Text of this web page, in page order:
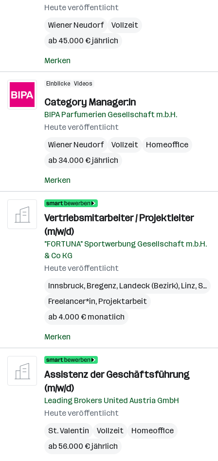
Heute veröffentlicht
Wiener Neudorf
Vollzeit
ab 45.000 € jährlich
Merken
Einblicke Videos
Category Manager:in
BIPA Parfumerien Gesellschaft m.b.H.
Heute veröffentlicht
Wiener Neudorf
Vollzeit
Homeoffice
ab 34.000 € jährlich
Merken
Vertriebsmitarbeiter / Projektleiter
(m/w/d)
"FORTUNA" Sportwerbung Gesellschaft m.b.H.
& Co KG
Heute veröffentlicht
Innsbruck, Bregenz, Landeck (Bezirk), Linz, St. Pölten
Freelancer*in, Projektarbeit
ab 4.000 € monatlich
Merken
Assistenz der Geschäftsführung
(m/w/d)
Leading Brokers United Austria GmbH
Heute veröffentlicht
St. Valentin
Vollzeit
Homeoffice
ab 56.000 € jährlich